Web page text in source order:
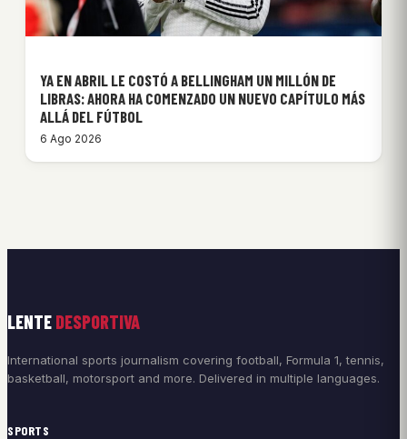
YA EN ABRIL LE COSTÓ A BELLINGHAM UN MILLÓN DE
LIBRAS: AHORA HA COMENZADO UN NUEVO CAPÍTULO MÁS
ALLÁ DEL FÚTBOL
6 Ago 2026
LENTE DESPORTIVA
International sports journalism covering football, Formula 1, tennis,
basketball, motorsport and more. Delivered in multiple languages.
SPORTS